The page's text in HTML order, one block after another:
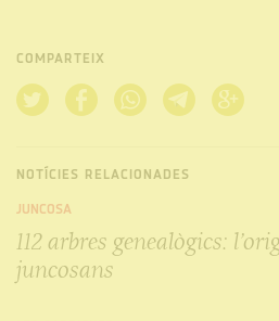
COMPARTEIX
NOTÍCIES RELACIONADES
JUNCOSA
112 arbres genealògics:
juncosans